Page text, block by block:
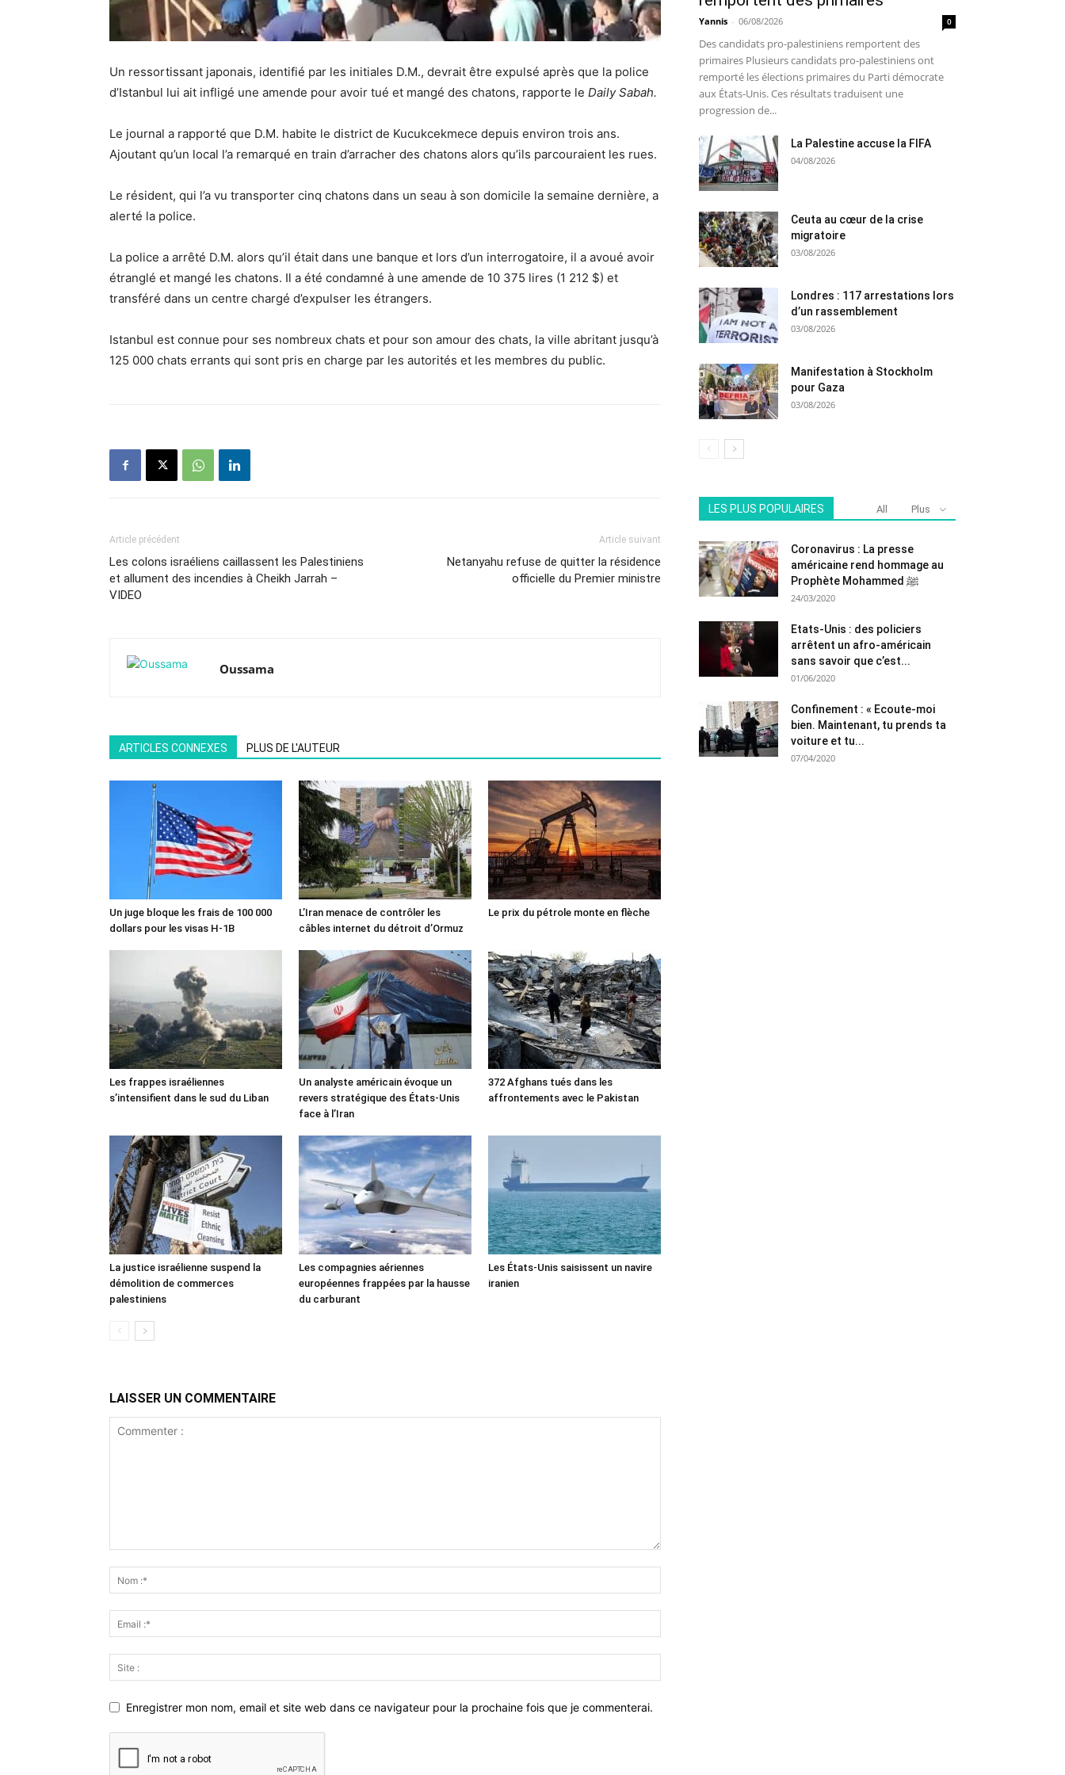
Un ressortissant japonais, identifié par les initiales D.M., devrait être expulsé après que la police
d’Istanbul lui ait infligé une amende pour avoir tué et mangé des chatons, rapporte le Daily Sabah.
Le journal a rapporté que D.M. habite le district de Kucukcekmece depuis environ trois ans.
Ajoutant qu’un local l’a remarqué en train d’arracher des chatons alors qu’ils parcouraient les rues.
Le résident, qui l’a vu transporter cinq chatons dans un seau à son domicile la semaine dernière, a
alerté la police.
La police a arrêté D.M. alors qu’il était dans une banque et lors d’un interrogatoire, il a avoué avoir
étranglé et mangé les chatons. Il a été condamné à une amende de 10 375 lires (1 212 $) et
transféré dans un centre chargé d’expulser les étrangers.
Istanbul est connue pour ses nombreux chats et pour son amour des chats, la ville abritant jusqu’à
125 000 chats errants qui sont pris en charge par les autorités et les membres du public.
Article précédent
Les colons israéliens caillassent les Palestiniens
et allument des incendies à Cheikh Jarrah –
VIDEO
Article suivant
Netanyahu refuse de quitter la résidence
officielle du Premier ministre
Oussama
ARTICLES CONNEXES PLUS DE L'AUTEUR
Un juge bloque les frais de 100 000
dollars pour les visas H-1B
L’Iran menace de contrôler les
câbles internet du détroit d’Ormuz
Le prix du pétrole monte en flèche
Les frappes israéliennes
s’intensifient dans le sud du Liban
Un analyste américain évoque un
revers stratégique des États-Unis
face à l’Iran
372 Afghans tués dans les
affrontements avec le Pakistan
La justice israélienne suspend la
démolition de commerces
palestiniens
Les compagnies aériennes
européennes frappées par la hausse
du carburant
Les États-Unis saisissent un navire
iranien
LAISSER UN COMMENTAIRE
Enregistrer mon nom, email et site web dans ce navigateur pour la prochaine fois que je commenterai.
Yannis - 06/08/2026 0
Des candidats pro-palestiniens remportent des
primaires Plusieurs candidats pro-palestiniens ont
remporté les élections primaires du Parti démocrate
aux États-Unis. Ces résultats traduisent une
progression de...
La Palestine accuse la FIFA
04/08/2026
Ceuta au cœur de la crise
migratoire
03/08/2026
Londres : 117 arrestations lors
d’un rassemblement
03/08/2026
Manifestation à Stockholm
pour Gaza
03/08/2026
LES PLUS POPULAIRES All Plus
Coronavirus : La presse
américaine rend hommage au
Prophète Mohammed ﷺ
24/03/2020
Etats-Unis : des policiers
arrêtent un afro-américain
sans savoir que c’est...
01/06/2020
Confinement : « Ecoute-moi
bien. Maintenant, tu prends ta
voiture et tu...
07/04/2020